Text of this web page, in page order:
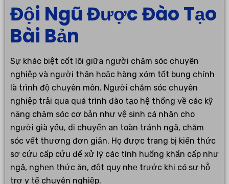
Đội Ngũ Được Đào Tạo
Bài Bản
Sự khác biệt cốt lõi giữa người chăm sóc chuyên
nghiệp và người thân hoặc hàng xóm tốt bụng chính
là trình độ chuyên môn. Người chăm sóc chuyên
nghiệp trải qua quá trình đào tạo hệ thống về các kỹ
năng chăm sóc cơ bản như vệ sinh cá nhân cho
người già yếu, di chuyển an toàn tránh ngã, chăm
sóc vết thương đơn giản. Họ được trang bị kiến thức
sơ cứu cấp cứu để xử lý các tình huống khẩn cấp như
ngã, nghẹn thức ăn, đột quỵ nhẹ trước khi có sự hỗ
trợ y tế chuyên nghiệp.